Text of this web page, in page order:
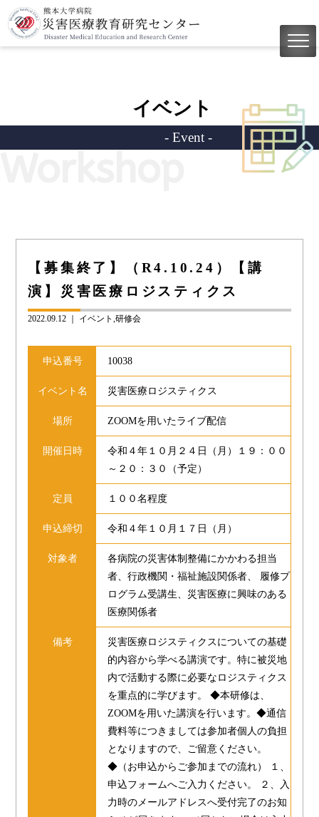
イベント
- Event -
【募集終了】（R4.10.24）【講
演】災害医療ロジスティクス
2022.09.12 ｜ イベント 研修会
申込番号 10038
イベント名 災害医療ロジスティクス
場所 ZOOMを用いたライブ配信
開催日時
令和４年１０月２４日（月）１９：００
～２０：３０（予定）
定員 １００名程度
申込締切 令和４年１０月１７日（月）
対象者
各病院の災害体制整備にかかわる担当
者、行政機関・福祉施設関係者、 履修プ
ログラム受講生、災害医療に興味のある
医療関係者
備考
災害医療ロジスティクスについての基礎
的内容から学べる講演です。特に被災地
内で活動する際に必要なロジスティクス
を重点的に学びます。 ◆本研修は、
ZOOMを用いた講演を行います。◆通信
費料等につきましては参加者個人の負担
となりますので、ご留意ください。
◆（お申込からご参加までの流れ） １、
申込フォームへご入力ください。 ２、入
力時のメールアドレスへ受付完了のお知